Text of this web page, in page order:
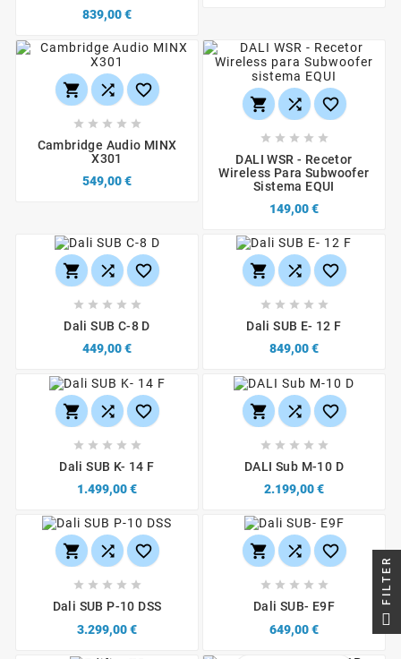
839,00 €
  
    
Cambridge Audio MINX
X301
549,00 €
  
    
DALI WSR - Recetor
Wireless Para Subwoofer
Sistema EQUI
149,00 €
  
    
Dali SUB C-8 D
449,00 €
  
    
Dali SUB E- 12 F
849,00 €
  
    
Dali SUB K- 14 F
1.499,00 €
  
    
DALI Sub M-10 D
2.199,00 €
  
    
Dali SUB P-10 DSS
3.299,00 €
  
    
Dali SUB- E9F
649,00 €
FILTER